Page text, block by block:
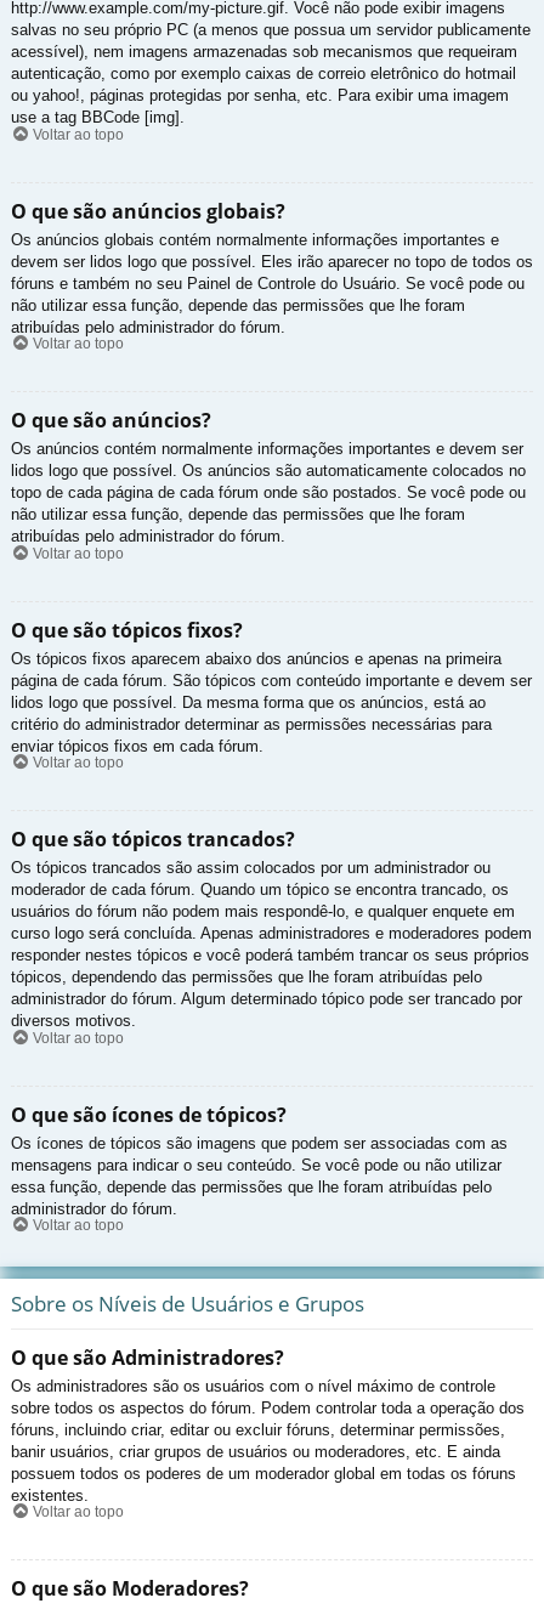
http://www.example.com/my-picture.gif. Você não pode exibir imagens
salvas no seu próprio PC (a menos que possua um servidor publicamente
acessível), nem imagens armazenadas sob mecanismos que requeiram
autenticação, como por exemplo caixas de correio eletrônico do hotmail
ou yahoo!, páginas protegidas por senha, etc. Para exibir uma imagem
use a tag BBCode [img].
Voltar ao topo
O que são anúncios globais?
Os anúncios globais contém normalmente informações importantes e
devem ser lidos logo que possível. Eles irão aparecer no topo de todos os
fóruns e também no seu Painel de Controle do Usuário. Se você pode ou
não utilizar essa função, depende das permissões que lhe foram
atribuídas pelo administrador do fórum.
Voltar ao topo
O que são anúncios?
Os anúncios contém normalmente informações importantes e devem ser
lidos logo que possível. Os anúncios são automaticamente colocados no
topo de cada página de cada fórum onde são postados. Se você pode ou
não utilizar essa função, depende das permissões que lhe foram
atribuídas pelo administrador do fórum.
Voltar ao topo
O que são tópicos fixos?
Os tópicos fixos aparecem abaixo dos anúncios e apenas na primeira
página de cada fórum. São tópicos com conteúdo importante e devem ser
lidos logo que possível. Da mesma forma que os anúncios, está ao
critério do administrador determinar as permissões necessárias para
enviar tópicos fixos em cada fórum.
Voltar ao topo
O que são tópicos trancados?
Os tópicos trancados são assim colocados por um administrador ou
moderador de cada fórum. Quando um tópico se encontra trancado, os
usuários do fórum não podem mais respondê-lo, e qualquer enquete em
curso logo será concluída. Apenas administradores e moderadores podem
responder nestes tópicos e você poderá também trancar os seus próprios
tópicos, dependendo das permissões que lhe foram atribuídas pelo
administrador do fórum. Algum determinado tópico pode ser trancado por
diversos motivos.
Voltar ao topo
O que são ícones de tópicos?
Os ícones de tópicos são imagens que podem ser associadas com as
mensagens para indicar o seu conteúdo. Se você pode ou não utilizar
essa função, depende das permissões que lhe foram atribuídas pelo
administrador do fórum.
Voltar ao topo
Sobre os Níveis de Usuários e Grupos
O que são Administradores?
Os administradores são os usuários com o nível máximo de controle
sobre todos os aspectos do fórum. Podem controlar toda a operação dos
fóruns, incluindo criar, editar ou excluir fóruns, determinar permissões,
banir usuários, criar grupos de usuários ou moderadores, etc. E ainda
possuem todos os poderes de um moderador global em todas os fóruns
existentes.
Voltar ao topo
O que são Moderadores?